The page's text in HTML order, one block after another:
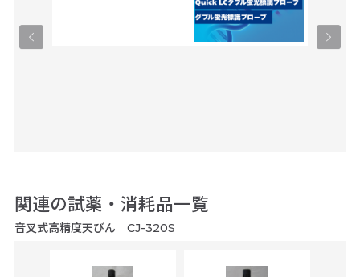
関連の試薬・消耗品一覧
音叉式高精度天びん CJ-320S